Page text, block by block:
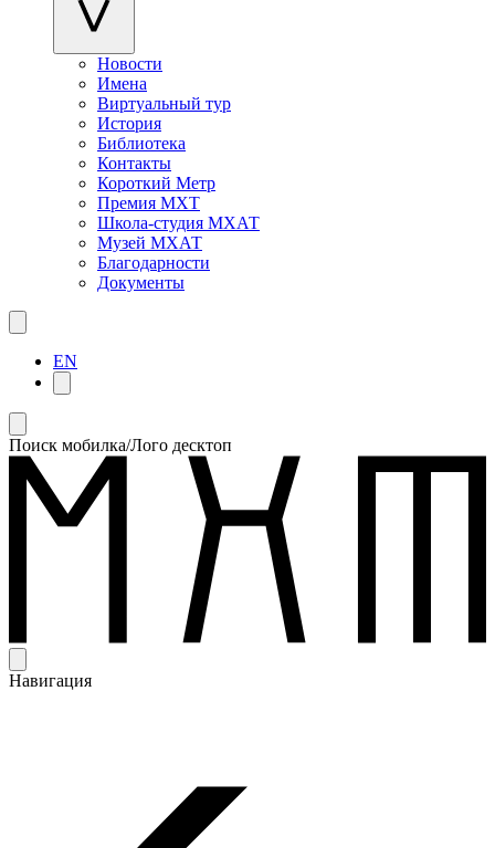
Новости
Имена
Виртуальный тур
История
Библиотека
Контакты
Короткий Метр
Премия МХТ
Школа-студия МХАТ
Музей МХАТ
Благодарности
Документы
EN
Поиск мобилка/Лого десктоп
Навигация